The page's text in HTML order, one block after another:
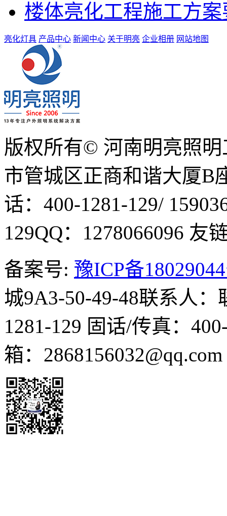
楼体亮化工程施工方
亮化灯具 产品中心 新闻中心 关于明亮 企业相册 网站地图
版权所有© 河南明亮照
市管城区正商和谐大厦B
话：400-1281-129/
129QQ：1278066096 友
备案号: 豫ICP备
城9A3-50-49-48联系人：
1281-129 固话/传真：
箱：2868156032@qq.com